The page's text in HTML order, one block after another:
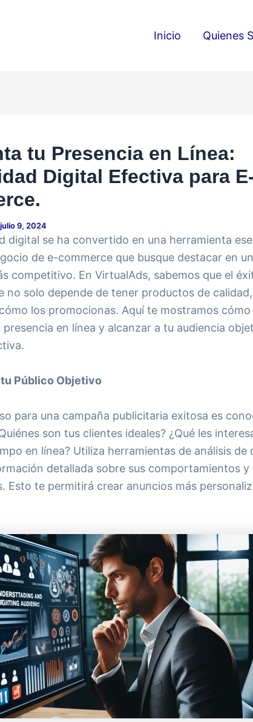
Inicio Quienes
tu Presencia en Línea:
Digital Efectiva para
julio 9, 2024
digital se ha convertido en una herramienta
de e-commerce que busque destacar en
competitivo. En VirtualAds, sabemos que el
no solo depende de tener productos de
los promocionas. Aquí te mostramos cómo
en línea y alcanzar a tu audiencia
tu Público Objetivo
para una campaña publicitaria exitosa es
son tus clientes ideales? ¿Qué les
en línea? Utiliza herramientas de análisis de
detallada sobre sus comportamientos y
Esto te permitirá crear anuncios más